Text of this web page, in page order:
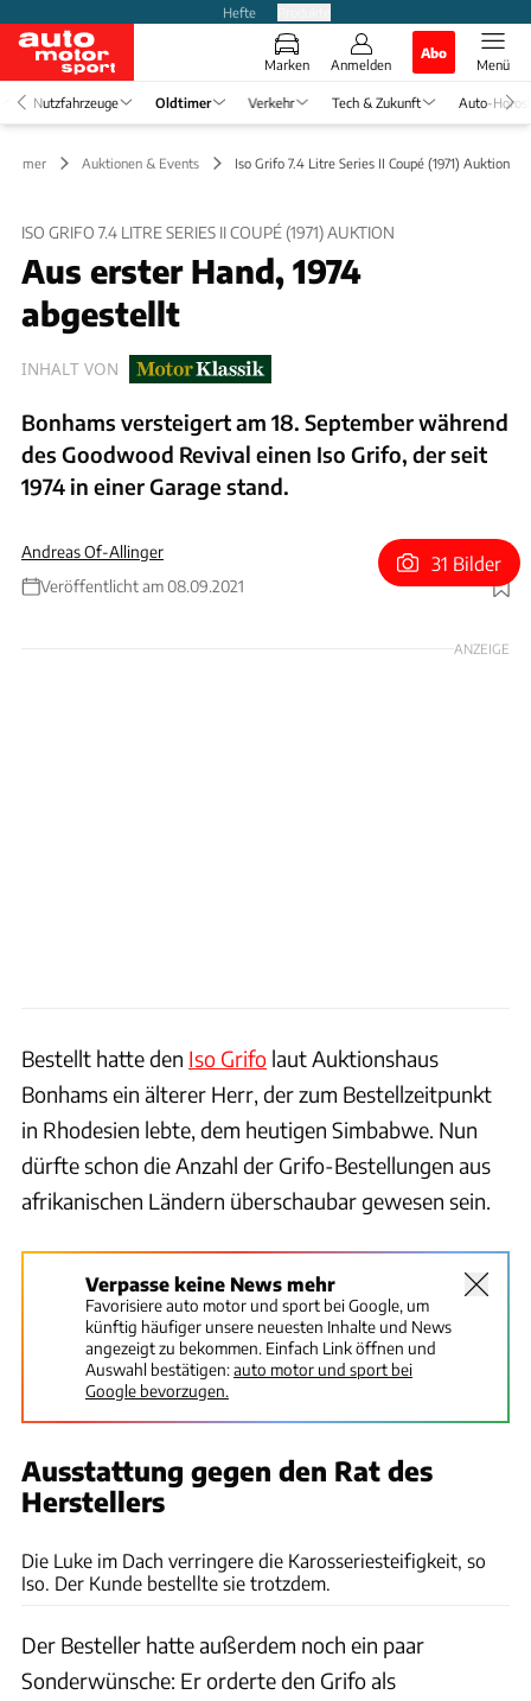
Hefte
Marken Anmelden
Abo
Menü
Nutzfahrzeuge Oldtimer Verkehr Tech & Zukunft Auto-
Auktionen & Events Iso Grifo 7.4 Litre Series II Coupé (1971) Auktion
ISO GRIFO 7.4 LITRE SERIES II COUPÉ (1971) AUKTION
Aus erster Hand, 1974
abgestellt
INHALT VON
Bonhams versteigert am 18. September während
des Goodwood Revival einen Iso Grifo, der seit
1974 in einer Garage stand.
Andreas Of-Allinger
Veröffentlicht am 08.09.2021
Foto: Bonhams
31 Bilder
ANZEIGE
Bestellt hatte den Iso Grifo laut Auktionshaus
Bonhams ein älterer Herr, der zum Bestellzeitpunkt
in Rhodesien lebte, dem heutigen Simbabwe. Nun
dürfte schon die Anzahl der Grifo-Bestellungen aus
afrikanischen Ländern überschaubar gewesen sein.
Verpasse keine News mehr
Favorisiere auto motor und sport bei Google, um
künftig häufiger unsere neuesten Inhalte und News
angezeigt zu bekommen. Einfach Link öffnen und
Auswahl bestätigen:auto motor und sport bei
Google bevorzugen.
Ausstattung gegen den Rat des
Herstellers
Die Luke im Dach verringere die Karosseriesteifigkeit, so
Iso. Der Kunde bestellte sie trotzdem.
Der Besteller hatte außerdem noch ein paar
Sonderwünsche: Er orderte den Grifo als